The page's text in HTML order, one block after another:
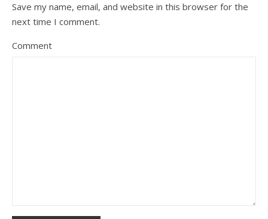
Save my name, email, and website in this browser for the
next time I comment.
Comment